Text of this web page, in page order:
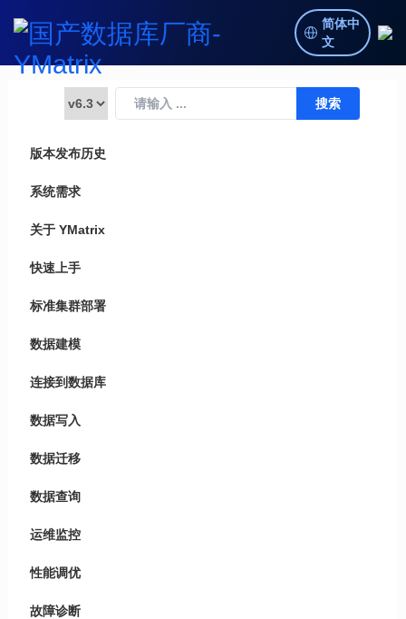
简体中
文
版本发布历史
系统需求
关于 YMatrix
快速上手
标准集群部署
数据建模
连接到数据库
数据写入
数据迁移
数据查询
运维监控
性能调优
故障诊断